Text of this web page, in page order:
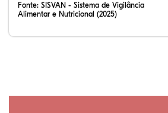
Fonte: SISVAN - Sistema de Vigilância
Alimentar e Nutricional (2025)